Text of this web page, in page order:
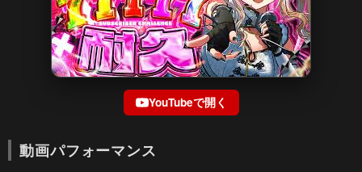
YouTubeで開く
動画パフォーマンス